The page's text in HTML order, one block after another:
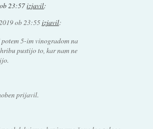
23:57izjavil:
ob 23:55izjavil:
5-im vinogradom na
pustijo to, kar nam ne
prijavil.